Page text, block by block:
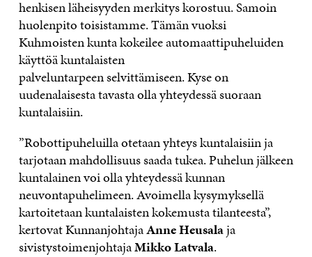
henkisen läheisyyden merkitys korostuu. Samoin
huolenpitotoisistamme. Tämän vuoksi
Kuhmoisten kuntakokeilee automaattipuheluiden
käyttöä kuntalaisten
palveluntarpeenselvittämiseen.Kyse on
uudenalaisesta tavasta olla yhteydessä suoraan
kuntalaisiin.
”Robottipuheluilla otetaan yhteys kuntalaisiin ja
tarjotaan mahdollisuus saada tukea. Puhelun jälkeen
kuntalainen voi olla yhteydessä kunnan
neuvontapuhelimeen. Avoimella kysymyksellä
kartoitetaan kuntalaisten kokemusta tilanteesta”,
kertovat KunnanjohtajaAnne Heusalaja
sivistystoimenjohtajaMikko Latvala.